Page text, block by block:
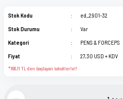
Stok Kodu
ed_2901-32
Stok Durumu
Var
Kategori
PENS & FORCEPS
Fiyat
27,30 USD + KDV
*166,11 TL den başlayan taksitlerle!!